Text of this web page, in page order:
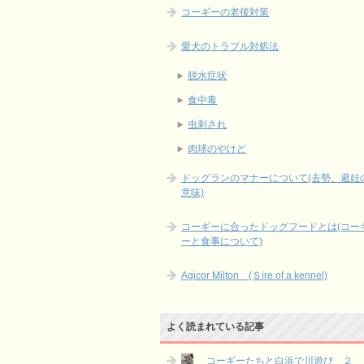
コーギーの老後対策
愛犬のトラブル対処法
脱水症状
食中毒
虫刺され
肉球のやけど
ドッグランのマナーについて(去勢、避妊
意味)
コーギーに合ったドッグフードとは(コー
ーと食事について)
Agicor Milton (Ｓire of a kennel)
よく読まれている記事
コーギーたちと白浜で川遊び ２